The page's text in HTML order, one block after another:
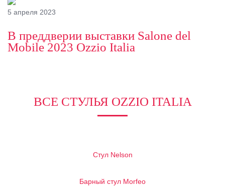
5 апреля 2023
В преддверии выставки Salone del
Mobile 2023 Ozzio Italia
ВСЕ СТУЛЬЯ OZZIO ITALIA
Стул Nelson
Барный стул Morfeo